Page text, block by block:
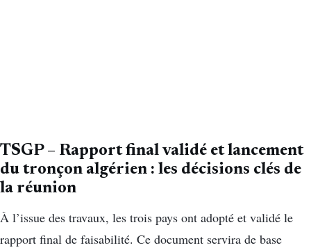
TSGP – Rapport final validé et lancement
du tronçon algérien : les décisions clés de
la réunion
À l’issue des travaux, les trois pays ont adopté et validé le
rapport final de faisabilité. Ce document servira de base